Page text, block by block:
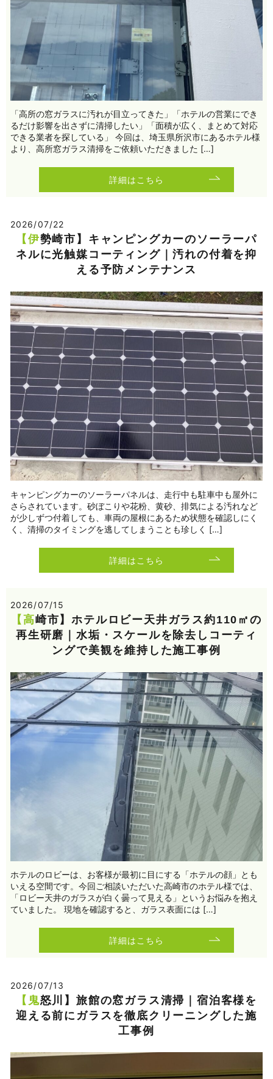
「高所の窓ガラスに汚れが目立ってきた」「ホテルの営業にでき
るだけ影響を出さずに清掃したい」「面積が広く、まとめて対応
できる業者を探している」 今回は、埼玉県所沢市にあるホテル様
より、高所窓ガラス清掃をご依頼いただきました […]
詳細はこちら
2026/07/22
【伊勢崎市】キャンピングカーのソーラーパ
ネルに光触媒コーティング｜汚れの付着を抑
える予防メンテナンス
キャンピングカーのソーラーパネルは、走行中も駐車中も屋外に
さらされています。砂ぼこりや花粉、黄砂、排気による汚れなど
が少しずつ付着しても、車両の屋根にあるため状態を確認しにく
く、清掃のタイミングを逃してしまうことも珍しく […]
詳細はこちら
2026/07/15
【高崎市】ホテルロビー天井ガラス約110㎡の
再生研磨｜水垢・スケールを除去しコーティ
ングで美観を維持した施工事例
ホテルのロビーは、お客様が最初に目にする「ホテルの顔」とも
いえる空間です。今回ご相談いただいた高崎市のホテル様では、
「ロビー天井のガラスが白く曇って見える」というお悩みを抱え
ていました。 現地を確認すると、ガラス表面には […]
詳細はこちら
2026/07/13
【鬼怒川】旅館の窓ガラス清掃｜宿泊客様を
迎える前にガラスを徹底クリーニングした施
工事例